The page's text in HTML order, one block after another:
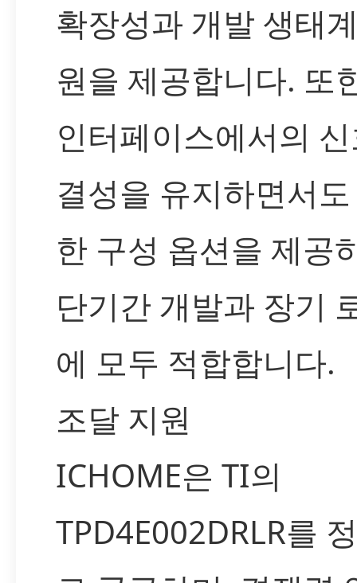
확장성과 개발 생태
원을 제공합니다. 또
인터페이스에서의
결성을 유지하면서
한 구성 옵션을 제공
단기간 개발과 장기
에 모두 적합합니다.
조달 지원
ICHOME은 TI의
TPD4E002DRLR를